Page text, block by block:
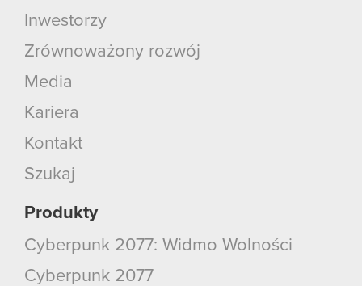
Inwestorzy
Zrównoważony rozwój
Media
Kariera
Kontakt
Szukaj
Produkty
Cyberpunk 2077: Widmo Wolności
Cyberpunk 2077